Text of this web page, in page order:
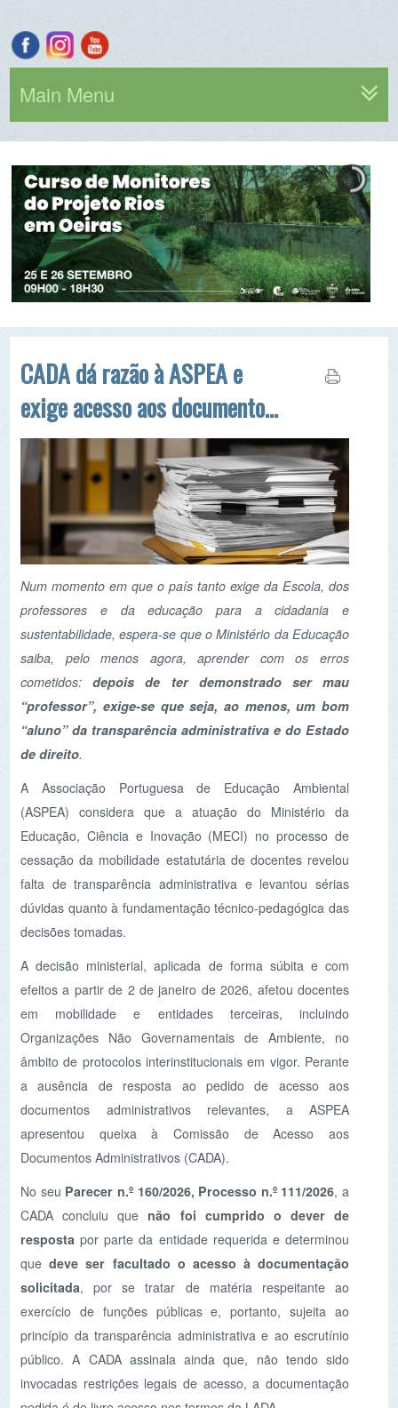
Main Menu
CADA dá razão à ASPEA e
exige acesso aos documentos
sobre a cessação da
mobilidade de docentes
Num momento em que o país tanto exige da Escola, dos
professores e da educação para a cidadania e
saiba, pelo menos agora, aprender com os erros
cometidos:depois de ter demonstrado ser mau
“professor”, exige-se que seja, ao menos, um bom
“aluno” da transparência administrativa e do Estado
de direito.
A Associação Portuguesa de Educação Ambiental
(ASPEA) considera que a atuação do Ministério da
Educação, Ciência e Inovação (MECI) no processo de
cessação da mobilidade estatutária de docentes revelou
dúvidas quanto à fundamentação técnico-pedagógica das
decisões tomadas.
A decisão ministerial, aplicada de forma súbita e com
efeitos a partir de 2 de janeiro de 2026, afetou docentes
em mobilidade e entidades terceiras, incluindo
âmbito de protocolos interinstitucionais em vigor. Perante
a ausência de resposta ao pedido de acesso aos
documentos administrativos relevantes, a ASPEA
apresentou queixa à Comissão de Acesso aos
No seuParecer n.º 160/2026, Processo n.º 111/2026, a
CADA concluiu quenão foi cumprido o dever de
respostapor parte da entidade requerida e determinou
, por se tratar de matéria respeitante ao
exercício de funções públicas e, portanto, sujeita ao
princípio da transparência administrativa e ao escrutínio
público. A CADA assinala ainda que, não tendo sido
invocadas restrições legais de acesso, a documentação
pedida é de livre acesso nos termos da LADA.
A ASPEA requereu, entre outros elementos, o acesso ao
texto integral do despacho ministerial de 9 de dezembro
de 2025, referido na comunicação da Direção-Geral da
Administração Escolar relativa à cessação das